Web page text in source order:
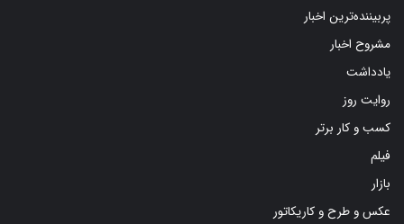
پربیننده‌ترین اخبار
مشروح اخبار
یادداشت
روایت روز
کسب و کار برتر
فیلم
بازار
عکس و طرح و کاریکاتور